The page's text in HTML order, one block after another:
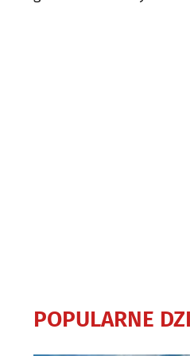
POPULARNE